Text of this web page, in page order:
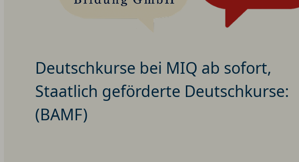
Deutschkurse bei MIQ ab sofort,
Staatlich geförderte Deutschkurse:
(BAMF)